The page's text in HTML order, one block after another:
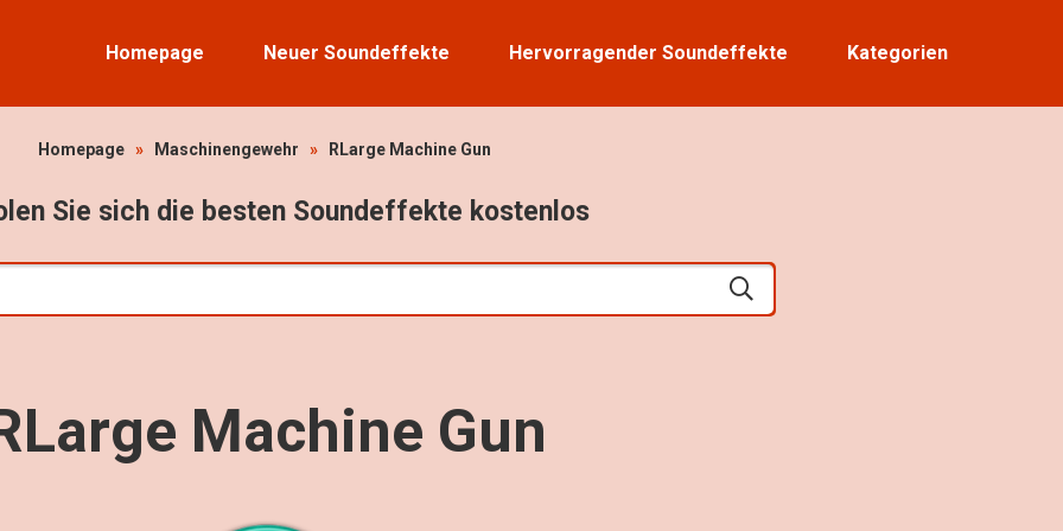
Homepage Neuer Soundeffekte Hervorragender Soundeffekte Kategorien
Homepage » Maschinengewehr » RLarge Machine Gun
Sie sich die besten Soundeffekte kostenlos
Machine Gun